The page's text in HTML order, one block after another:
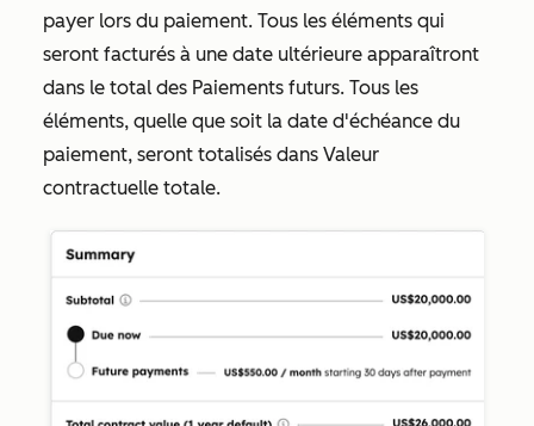
payer lors du paiement. Tous les éléments qui
seront facturés à une date ultérieure apparaîtront
dans le total des Paiements futurs. Tous les
éléments, quelle que soit la date d'échéance du
paiement, seront totalisés dans Valeur
contractuelle totale.